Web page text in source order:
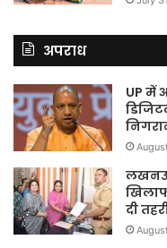
अपराध
UP में
लखनऊ
दी